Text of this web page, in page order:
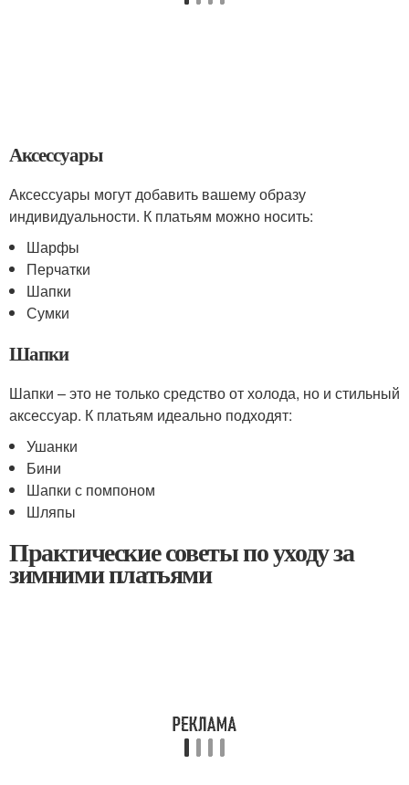
Аксессуары
Аксессуары могут добавить вашему образу
индивидуальности. К платьям можно носить:
Шарфы
Перчатки
Шапки
Сумки
Шапки
Шапки – это не только средство от холода, но и стильный
аксессуар. К платьям идеально подходят:
Ушанки
Бини
Шапки с помпоном
Шляпы
Практические советы по уходу за
зимними платьями